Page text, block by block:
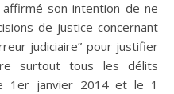
son intention de ne
de justice concernant
judiciaire” pour justifier
surtout tous les délits
1er janvier 2014 et le 1